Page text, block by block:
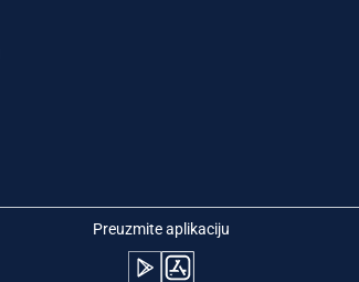
Preuzmite aplikaciju
Português